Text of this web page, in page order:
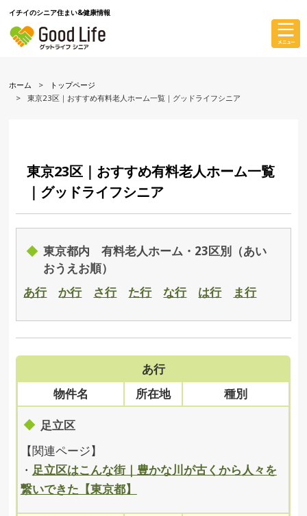
イチイのシニア住まい&健康情報
ホーム
トップページ
東京23区｜おすすめ有料老人ホーム一覧｜グッドライフシニア
東京23区｜おすすめ有料老人ホーム一覧
｜グッドライフシニア
東京都内 有料老人ホーム・23区別（あい
おうえお順）
あ行
か行 さ行 た行 な行 は行 ま行
あ行
物件名
所在地 種別
足立区
【関連ページ】
・ 足立区はこんな街｜豊かな川が古くから人々を
繋いできた【東京都】